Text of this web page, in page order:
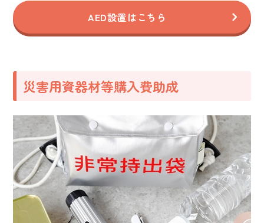
AED設置はこちら
災害用資器材等購入費助成